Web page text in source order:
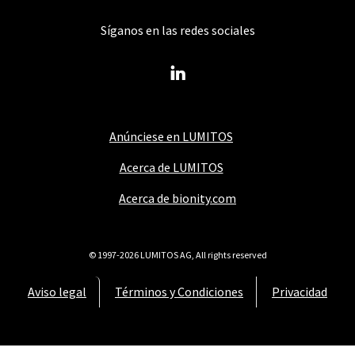
Anúnciese en LUMITOS
Acerca de LUMITOS
Acerca de bionity.com
Aviso legal Términos y Condiciones Privacidad
Síganos en las redes sociales
© 1997-2026 LUMITOS AG, All rights reserved